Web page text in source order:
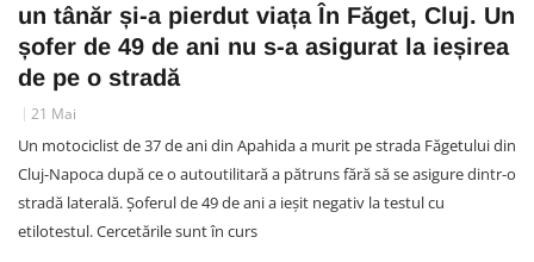
un tânăr și-a pierdut viața În Făget, Cluj. Un
șofer de 49 de ani nu s-a asigurat la ieșirea
de pe o stradă
21 Mai
Un motociclist de 37 de ani din Apahida a murit pe strada Făgetului din
Cluj-Napoca după ce o autoutilitară a pătruns fără să se asigure dintr-o
stradă laterală. Șoferul de 49 de ani a ieșit negativ la testul cu
etilotestul. Cercetările sunt în curs